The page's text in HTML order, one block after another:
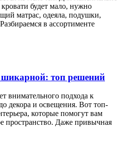
будет мало, нужно
матрас, одеяла, подушки,
в ассортименте
топ решений
внимательного подхода к
декора и освещения. Вот топ-
которые помогут вам
пространство. Даже привычная